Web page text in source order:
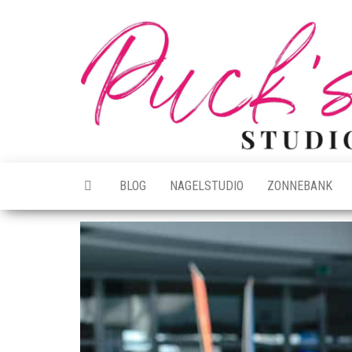
BLOG NAGELSTUDIO ZONNEBANK